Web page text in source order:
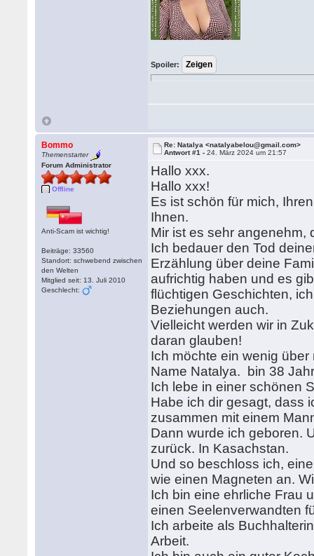
Spoiler:
Bommo
Themenstarter
Forum Administrator
Offline
Anti-Scam ist wichtig!
Beiträge: 33560
Standort: schwebend zwischen
den Welten
Mitglied seit: 13. Juli 2010
Geschlecht:
Re: Natalya <natalyabelou@gmail.com>
Antwort #1 -24. März 2024 um 21:57
Hallo xxx.
Hallo xxx!
Es ist schön für mich,
Ihnen.
Mir ist es sehr angenehm,
Ich bedauer den Tod
Erzählung über deine
aufrichtig haben und es
flüchtigen Geschichten,
Beziehungen auch.
Vielleicht werden wir in
daran glauben!
Ich möchte ein wenig
Name Natalya. bin 38
Ich lebe in einer schönen
Habe ich dir gesagt, dass
zusammen mit einem
Dann wurde ich geboren.
zurück. In Kasachstan.
Und so beschloss ich,
wie einen Magneten an.
Ich bin eine ehrliche Frau
einen Seelenverwandten
Ich arbeite als
Arbeit.